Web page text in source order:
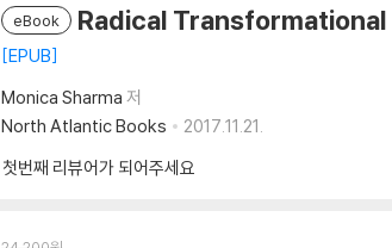
eBook Radical
EPUB
Monica Sharma 저
North Atlantic Books
2017.11.21.
첫번째 리뷰어가 되어주세요